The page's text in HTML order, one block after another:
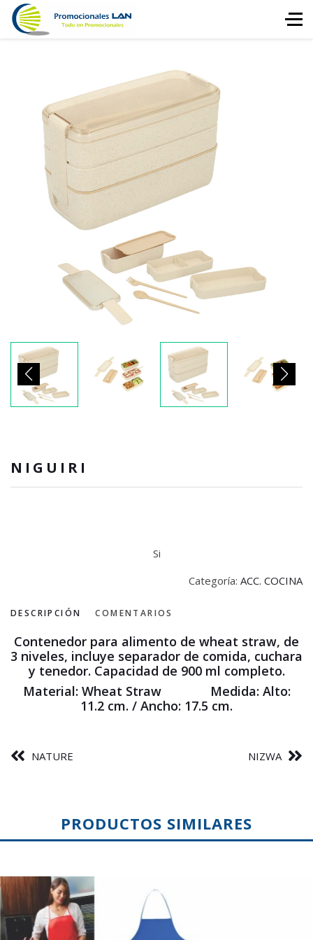
NIGUIRI
Si
Categoría: ACC. COCINA
DESCRIPCIÓN COMENTARIOS
Contenedor para alimento de wheat straw, de
3 niveles, incluye separador de comida, cuchara
y tenedor. Capacidad de 900 ml completo.
Material: Wheat Straw Medida: Alto:
11.2 cm. / Ancho: 17.5 cm.
NATURE NIZWA
PRODUCTOS SIMILARES